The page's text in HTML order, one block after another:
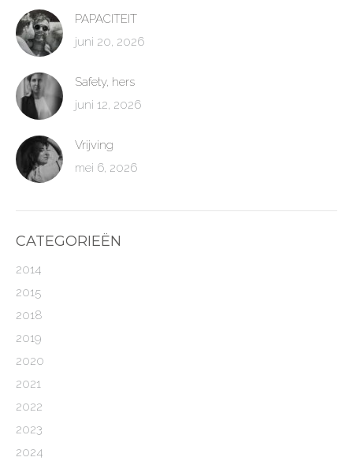
PAPACITEIT
juni 20, 2026
Safety, hers
juni 12, 2026
Vrijving
mei 6, 2026
CATEGORIEËN
2014
2015
2018
2019
2020
2021
2022
2023
2024